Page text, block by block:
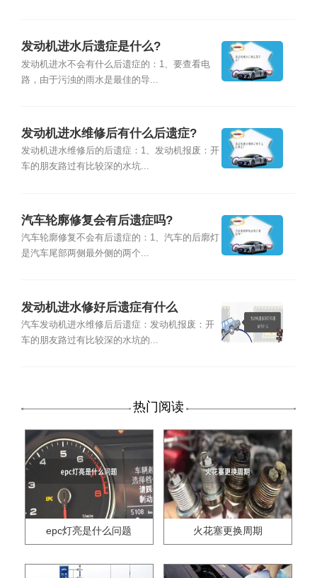
发动机进水后遗症是什么?
发动机进水不会有什么后遗症的：1、要查看电
路，由于污浊的雨水是最佳的导...
发动机进水维修后有什么后遗症?
发动机进水维修后的后遗症：1、发动机报废：开
车的朋友路过有比较深的水坑...
汽车轮廓修复会有后遗症吗?
汽车轮廓修复不会有后遗症的：1、汽车的后廓灯
是汽车尾部两侧最外侧的两个...
发动机进水修好后遗症有什么
汽车发动机进水维修后后遗症：发动机报废：开
车的朋友路过有比较深的水坑的...
热门阅读
epc灯亮是什么问题 火花塞更换周期